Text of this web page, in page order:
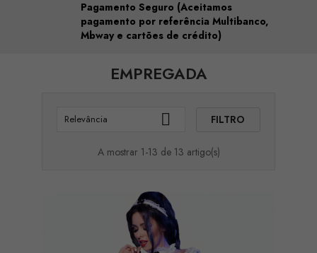
Pagamento Seguro (Aceitamos
pagamento por referência Multibanco,
Mbway e cartões de crédito)
EMPREGADA
Relevância  FILTRO
A mostrar 1-13 de 13 artigo(s)